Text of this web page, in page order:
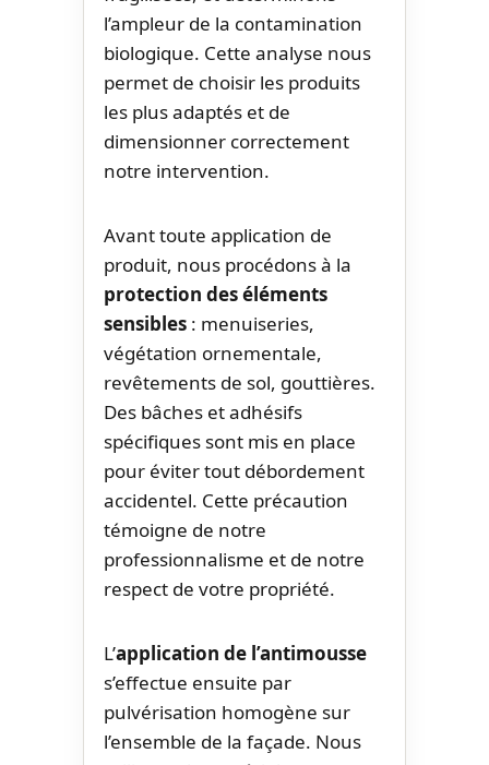
l’ampleur de la contamination
biologique. Cette analyse nous
permet de choisir les produits
les plus adaptés et de
dimensionner correctement
notre intervention.
Avant toute application de
produit, nous procédons à la
protection des éléments
sensibles : menuiseries,
végétation ornementale,
revêtements de sol, gouttières.
Des bâches et adhésifs
spécifiques sont mis en place
pour éviter tout débordement
accidentel. Cette précaution
témoigne de notre
professionnalisme et de notre
respect de votre propriété.
L’application de l’antimousse
s’effectue ensuite par
pulvérisation homogène sur
l’ensemble de la façade. Nous